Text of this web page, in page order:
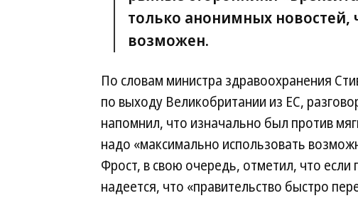
только анонимных новостей,
возможен.
По словам министра здравоохранения
по выходу Великобритании из ЕС,
напомнил, что изначально был против
надо «максимально использовать
Фрост, в свою очередь, отметил, что
надеется, что «правительство быстро